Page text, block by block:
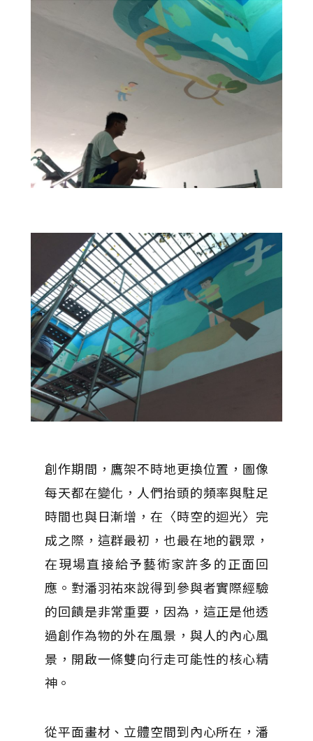
創作期間，鷹架不時地更換位置，圖像
每天都在變化，人們抬頭的頻率與駐足
時間也與日漸增，在〈時空的迴光〉完
成之際，這群最初，也最在地的觀眾，
在現場直接給予藝術家許多的正面回
應。對潘羽祐來說得到參與者實際經驗
的回饋是非常重要，因為，這正是他透
過創作為物的外在風景，與人的內心風
景，開啟一條雙向行走可能性的核心精
神。
從平面畫材、立體空間到內心所在，潘